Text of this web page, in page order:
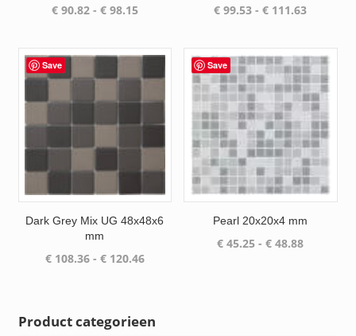
€90.82 - €98.15Prijsklasse:
€ 98.15
€ 99.53 - € 111.63
€ 111.63
Save
Dark Grey Mix UG 48x48x6
mm
€108.36 - €120.46Prijsklasse:
Save
Pearl 20x20x4 mm
€ 45.25 - € 48.88
Product categorieen